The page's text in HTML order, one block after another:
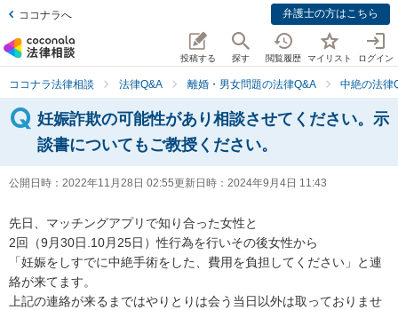
ココナラへ 弁護士の方はこちら
投稿する 探す 閲覧履歴 マイリスト ログイン
ココナラ法律相談 法律Q&A 離婚・男女問題の法律Q&A 中絶の法律
妊娠詐欺の可能性があり相談させてください。示
談書についてもご教授ください。
公開日時： 2022年11月28日 02:55更新日時： 2024年9月4日 11:43
先日、マッチングアプリで知り合った女性と
2回（9月30日.10月25日）性行為を行いその後女性から
「妊娠をしすでに中絶手術をした、費用を負担してください」と連
絡が来てます。
上記の連絡が来るまではやりとりは会う当日以外は取っておりませ